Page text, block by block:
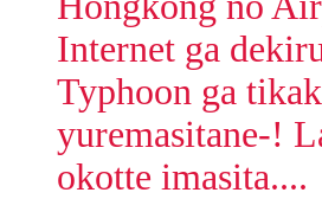
Internet ga
Typhoon ga
yuremasitane-!
okotte imasita....